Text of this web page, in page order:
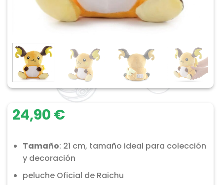
24,90 €
Tamaño: 21 cm, tamaño ideal para colección
y decoración
peluche Oficial de Raichu